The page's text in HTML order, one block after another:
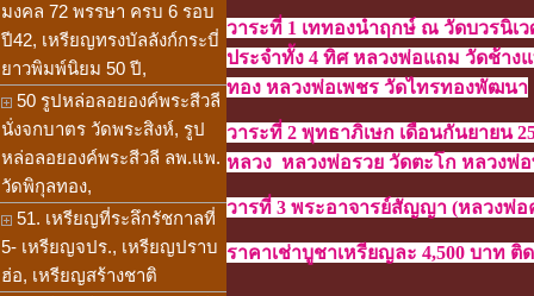
มงคล 72 พรรษา ครบ 6 รอบ
ปี42, เหรียญทรงบัลลังก์กระบี่
ยาวพิมพ์นิยม 50 ปี,
50 รูปหล่อลอยองค์พระสีวลี
นั่งจกบาตร วัดพระสิงห์, รูป
หล่อลอยองค์พระสีวลี ลพ.แพ.
วัดพิกุลทอง,
51. เหรียญที่ระลึกรัชกาลที่
5- เหรียญจปร., เหรียญปราบ
ฮ่อ, เหรียญสร้างชาติ
วาระที่ 1 เททองนำฤกษ์ ณ วัดบวรนิเ
ประจำทั้ง 4 ทิศ หลวงพ่อแถม วัดช้า
ทอง หลวงพ่อเพชร วัดไทรทองพัฒนา
วาระที่ 2 พุทธาภิเษก เดือนกันยายน
หลวง หลวงพ่อรวย วัดตะโก หลวงพ่
วารที่ 3 พระอาจารย์สัญญา (หลวงพ่
ราคาเช่าบูชาเหรียญละ 4,500 บาท